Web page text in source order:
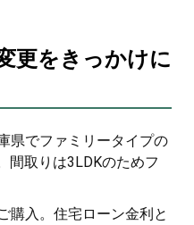
更をきっかけに
県でファミリータイプの
間取りは3LDKのためフ
購入。住宅ローン金利と